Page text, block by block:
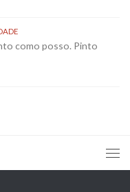
como posso. Pinto